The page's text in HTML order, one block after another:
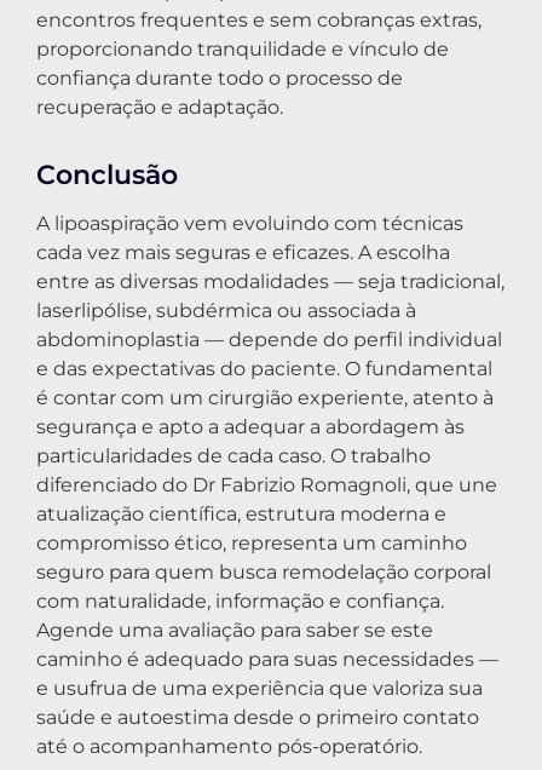
encontros frequentes e sem cobranças extras,
proporcionando tranquilidade e vínculo de
confiança durante todo o processo de
recuperação e adaptação.
Conclusão
A lipoaspiração vem evoluindo com técnicas
cada vez mais seguras e eficazes. A escolha
entre as diversas modalidades — seja tradicional,
laserlipólise, subdérmica ou associada à
abdominoplastia — depende do perfil individual
e das expectativas do paciente. O fundamental
é contar com um cirurgião experiente, atento à
segurança e apto a adequar a abordagem às
particularidades de cada caso. O trabalho
diferenciado do Dr Fabrizio Romagnoli, que une
atualização científica, estrutura moderna e
compromisso ético, representa um caminho
seguro para quem busca remodelação corporal
com naturalidade, informação e confiança.
Agende uma avaliação para saber se este
caminho é adequado para suas necessidades —
e usufrua de uma experiência que valoriza sua
saúde e autoestima desde o primeiro contato
até o acompanhamento pós-operatório.